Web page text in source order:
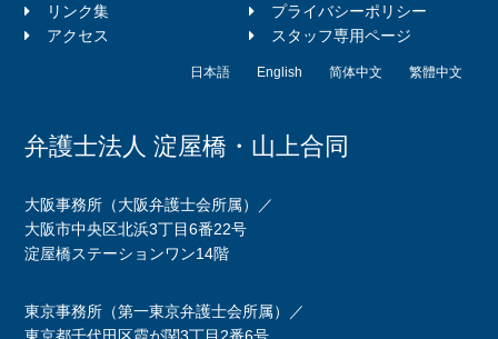
リンク集
プライバシーポリシー
アクセス
スタッフ専用ページ
日本語 English 简体中文 繁體中文
弁護士法人 淀屋橋・山上合同
大阪事務所（大阪弁護士会所属）／
大阪市中央区北浜3丁目6番22号
淀屋橋ステーションワン14階
東京事務所（第一東京弁護士会所属）／